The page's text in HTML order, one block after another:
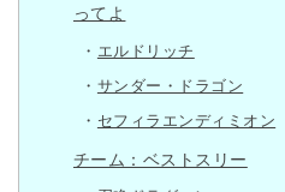
ってよ
エルドリッチ
サンダー・ドラゴン
セフィラエンディミオン
チーム：ベストスリー